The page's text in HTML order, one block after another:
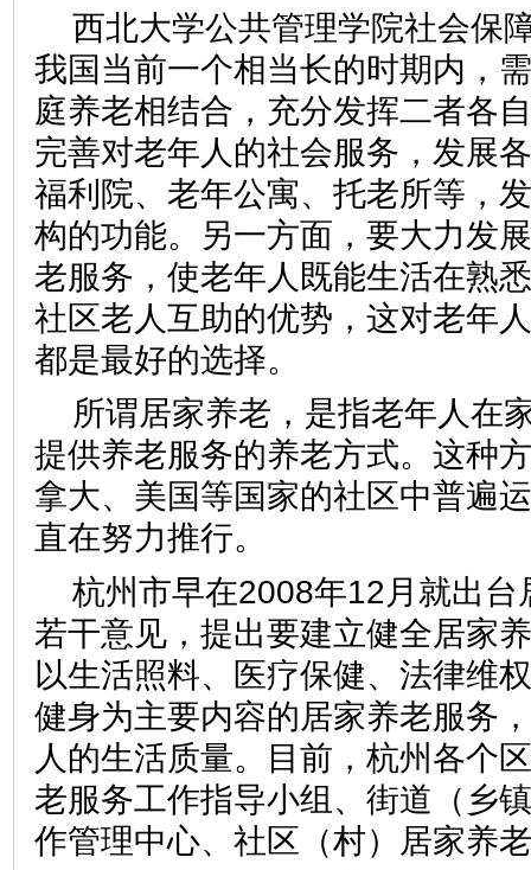
西北大学公共管理学院社会保
我国当前一个相当长的时期内，
庭养老相结合，充分发挥二者各
完善对老年人的社会服务，发展
福利院、老年公寓、托老所等，
构的功能。另一方面，要大力发
老服务，使老年人既能生活在熟
社区老人互助的优势，这对老年
都是最好的选择。
所谓居家养老，是指老年人在
提供养老服务的养老方式。这种
拿大、美国等国家的社区中普遍
直在努力推行。
杭州市早在2008年12月就出台
若干意见，提出要建立健全居家
以生活照料、医疗保健、法律维
健身为主要内容的居家养老服务
人的生活质量。目前，杭州各个
老服务工作指导小组、街道（乡
作管理中心、社区（村）居家